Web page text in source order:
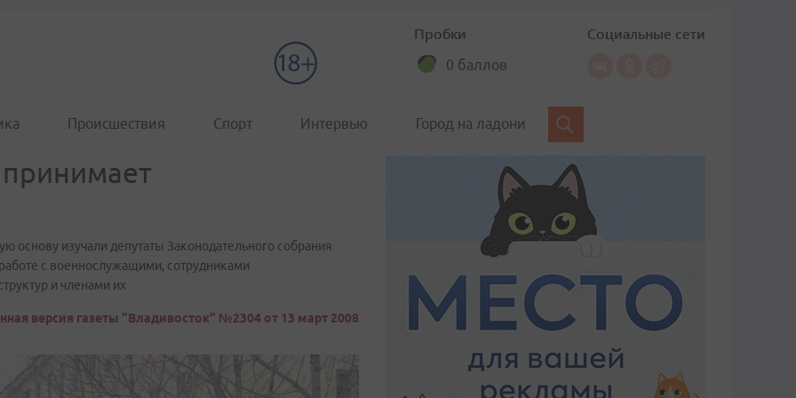
Пробки
0 баллов
Социальные сети
Происшествия Спорт Интервью Город на ладони
основу изучали депутаты Законодательного собрания
с военнослужащими, сотрудниками
и членами их
версия газеты "Владивосток" №2304 от 13 март 2008